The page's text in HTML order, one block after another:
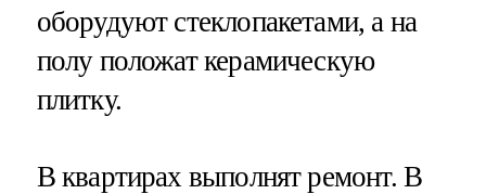
оборудуют стеклопакетами, а на
полу положат керамическую
плитку.
В квартирах выполнят ремонт. В